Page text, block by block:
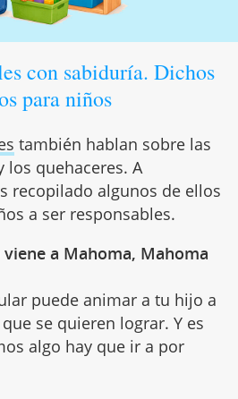
con sabiduría. Dichos
para niños
también hablan sobre las
los quehaceres. A
recopilado algunos de ellos
a ser responsables.
a Mahoma, Mahoma
puede animar a tu hijo a
se quieren lograr. Y es
algo hay que ir a por